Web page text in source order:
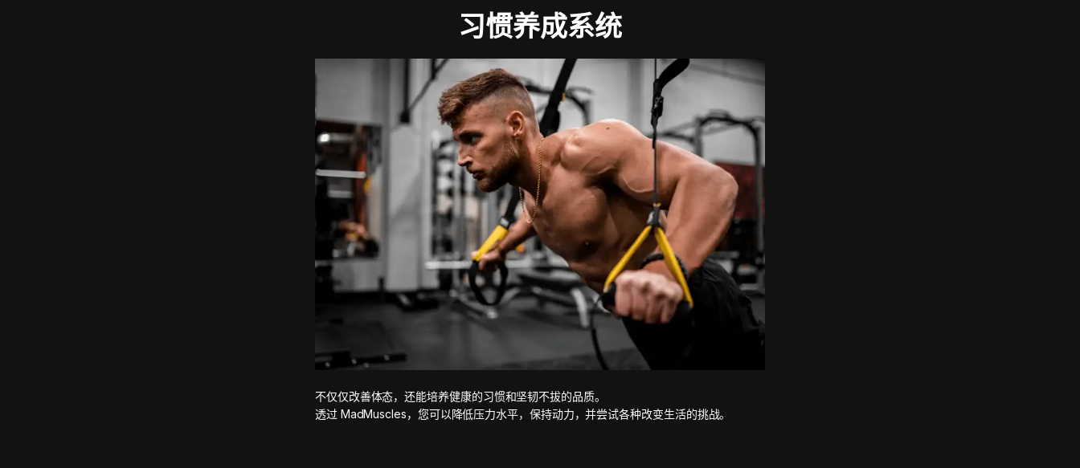
习惯养成系统
不仅仅改善体态，还能培养健康的习惯和坚韧不拔的品质。
透过 MadMuscles，您可以降低压力水平，保持动力，并尝试各种改变生活的挑战。